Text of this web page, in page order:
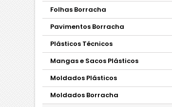
Folhas Borracha
Pavimentos Borracha
Plásticos Técnicos
Mangas e Sacos Plásticos
Moldados Plásticos
Moldados Borracha